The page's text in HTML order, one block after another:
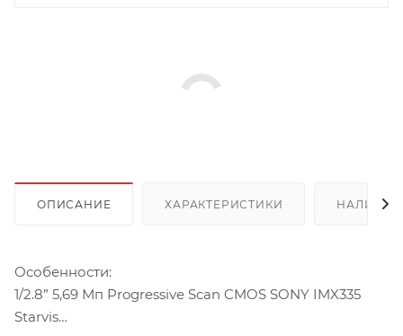
ОПИСАНИЕ ХАРАКТЕРИСТИКИ НАЛИЧИЕ
Особенности:
1/2.8” 5,69 Мп Progressive Scan CMOS SONY IMX335
Starvis